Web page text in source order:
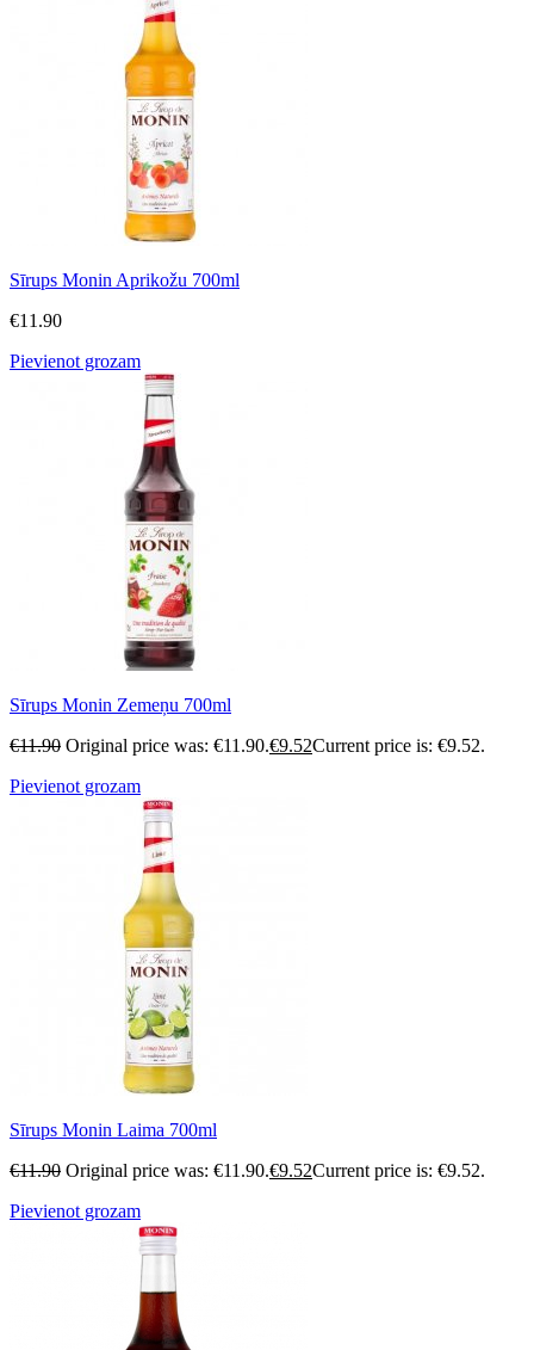
Sīrups Monin Aprikožu 700ml
€11.90
Pievienot grozam
Sīrups Monin Zemeņu 700ml
€11.90 Original price was: €11.90.€9.52Current price is: €9.52.
Pievienot grozam
Sīrups Monin Laima 700ml
€11.90 Original price was: €11.90.€9.52Current price is: €9.52.
Pievienot grozam